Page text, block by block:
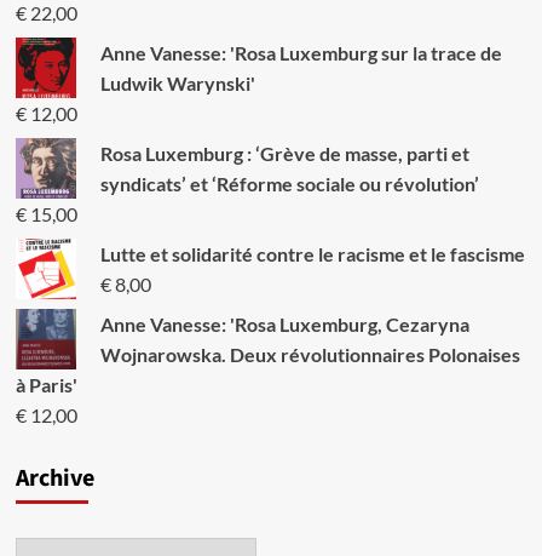
€22,00
Anne Vanesse: 'Rosa Luxemburg sur la trace de
Ludwik Warynski'
€12,00
Rosa Luxemburg : ‘Grève de masse, parti et
syndicats’ et ‘Réforme sociale ou révolution’
€15,00
Lutte et solidarité contre le racisme et le fascisme
€8,00
Anne Vanesse: 'Rosa Luxemburg, Cezaryna
Wojnarowska. Deux révolutionnaires Polonaises
à Paris'
€12,00
Archive